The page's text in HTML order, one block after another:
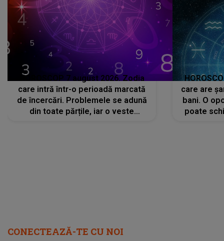
HOROSCOP 7 august 2026. Zodia
care intră într-o perioadă marcată
de încercări. Problemele se adună
din toate părțile, iar o veste
care are
bani. O
poate
CONECTEAZĂ-TE CU NOI